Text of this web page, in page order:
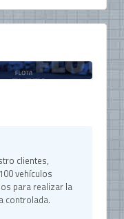
clientes,
vehículos
para realizar la
controlada.